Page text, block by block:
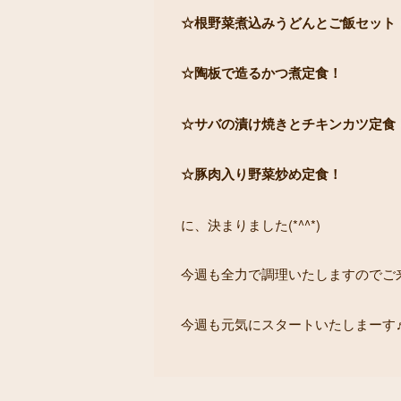
☆根野菜煮込みうどんとご飯セット
☆陶板で造るかつ煮定食！
☆サバの漬け焼きとチキンカツ定食
☆豚肉入り野菜炒め定食！
に、決まりました(*^^*)
今週も全力で調理いたしますので
今週も元気にスタートいたしまー